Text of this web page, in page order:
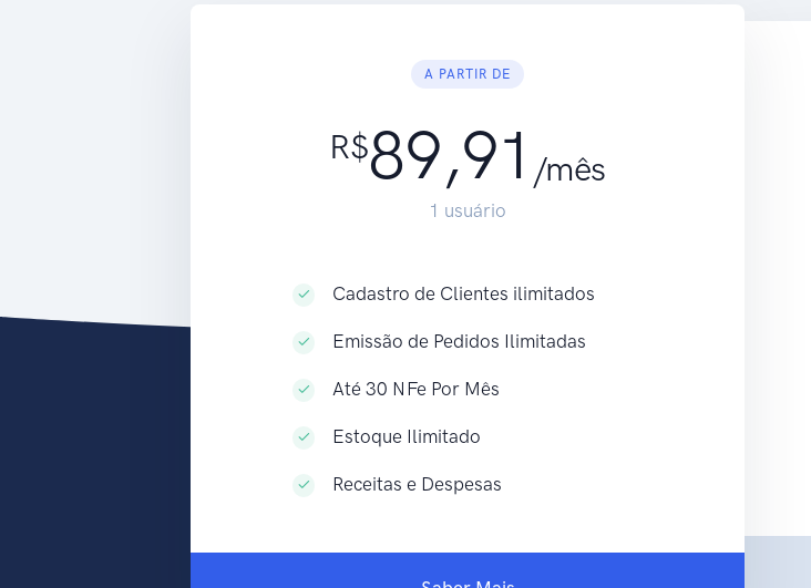
A PARTIR DE
R$89,91 /mês
1 usuário
Cadastro de Clientes ilimitados
Emissão de Pedidos Ilimitadas
Até 30 NFe Por Mês
Estoque Ilimitado
Receitas e Despesas